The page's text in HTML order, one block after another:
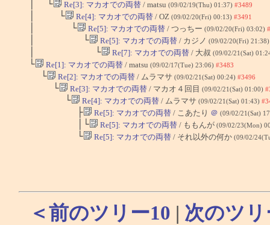
│ └ Re[3]: マカオでの両替/ matsu (09/02/19(Thu) 01:37) #3489
│ └ Re[4]: マカオでの両替/ OZ (09/02/20(Fri) 00:13) #3491
│ └ Re[5]: マカオでの両替/ つっちー (09/02/20(Fri) 03:02)
│ └ Re[5]: マカオでの両替/ カジノ (09/02/20(Fri)
│ └ Re[7]: マカオでの両替/ 大叔 (09/02/21(Sat)
└ Re[1]: マカオでの両替/ matsu (09/02/17(Tue) 23:06) #3483
└ Re[2]: マカオでの両替/ ムラマサ (09/02/21(Sat) 00:24) #3496
└ Re[3]: マカオでの両替/ マカオ４回目 (09/02/21(Sat) 01:00)
└ Re[4]: マカオでの両替/ ムラマサ (09/02/21(Sat) 01:43)
├ Re[5]: マカオでの両替/ こあたり ＠ (09/02/21(Sat)
│└ Re[5]: マカオでの両替/ ももんが (09/02/23(Mon)
└ Re[5]: マカオでの両替/ それ以外の何か (09/02/
＜前のツリー10 | 次のツリ